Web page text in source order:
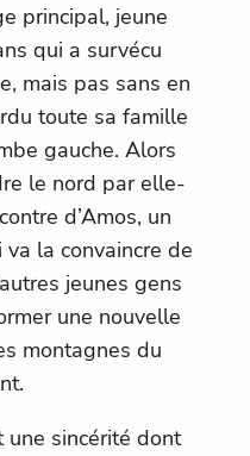
principal, jeune
qui a survécu
mais pas sans en
toute sa famille
gauche. Alors
le nord par elle-
d’Amos, un
la convaincre de
jeunes gens
une nouvelle
montagnes du
sincérité dont